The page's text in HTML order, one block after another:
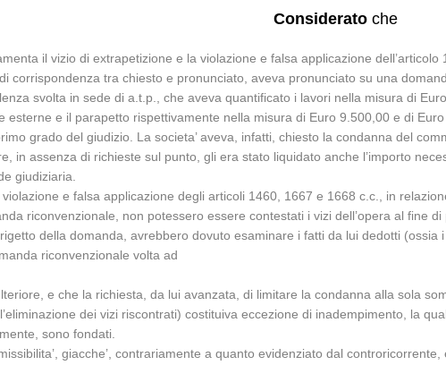
Consideratoche
il vizio di extrapetizione e la violazione e falsa applicazione
corrispondenza tra chiesto e pronunciato, aveva pronunciato su una
svolta in sede di a.t.p., che aveva quantificato i lavori nella misura di
esterne e il parapetto rispettivamente nella misura di Euro 9.500,00 e di
grado del giudizio. La societa’ aveva, infatti, chiesto la condanna del
in assenza di richieste sul punto, gli era stato liquidato anche l’importo
giudiziaria.
e falsa applicazione degli articoli 1460, 1667 e 1668 c.c., in
riconvenzionale, non potessero essere contestati i vizi dell’opera al fine
della domanda, avrebbero dovuto esaminare i fatti da lui dedotti
riconvenzionale volta ad
e che la richiesta, da lui avanzata, di limitare la condanna alla sola
dei vizi riscontrati) costituiva eccezione di inadempimento, la
sono fondati.
giacche’, contrariamente a quanto evidenziato dal